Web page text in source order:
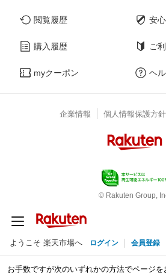
閲覧履歴
購入履歴
myクーポン
安
ご
ヘ
企業情報 個人情報保護方針
© Rakuten Group,
ようこそ 楽天市場へ ログイン 会員登録
お手数ですが次のいずれかの方法でページを